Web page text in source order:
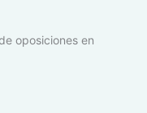
oposiciones en